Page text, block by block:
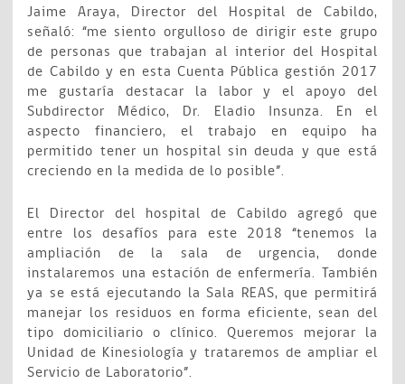
Jaime Araya, Director del Hospital de Cabildo,
señaló: “me siento orgulloso de dirigir este grupo
de personas que trabajan al interior del Hospital
de Cabildo y en esta Cuenta Pública gestión 2017
me gustaría destacar la labor y el apoyo del
Subdirector Médico, Dr. Eladio Insunza. En el
aspecto financiero, el trabajo en equipo ha
permitido tener un hospital sin deuda y que está
creciendo en la medida de lo posible”.
El Director del hospital de Cabildo agregó que
entre los desafíos para este 2018 “tenemos la
ampliación de la sala de urgencia, donde
instalaremos una estación de enfermería. También
ya se está ejecutando la Sala REAS, que permitirá
manejar los residuos en forma eficiente, sean del
tipo domiciliario o clínico. Queremos mejorar la
Unidad de Kinesiología y trataremos de ampliar el
Servicio de Laboratorio”.